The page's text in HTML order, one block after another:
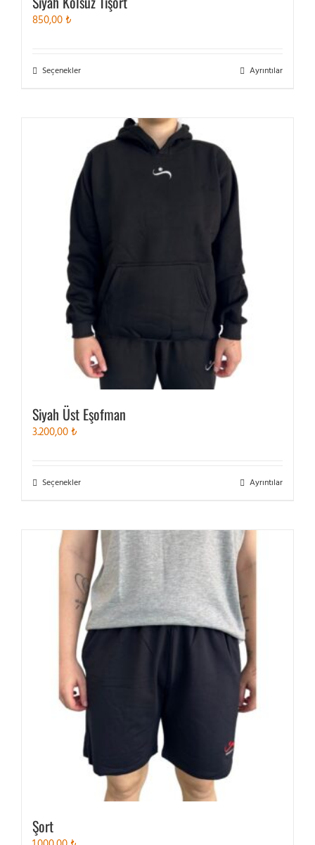
850,00 ₺
SeçeneklerBu
varyasyonu
var.
Seçenekler
ürün
Ayrıntılar
Siyah Üst Eşofman
3.200,00 ₺
SeçeneklerBu
fazla
varyasyonu
var.
Seçenekler
ürün
sayfasından
seçilebilir
Ayrıntılar
Şort